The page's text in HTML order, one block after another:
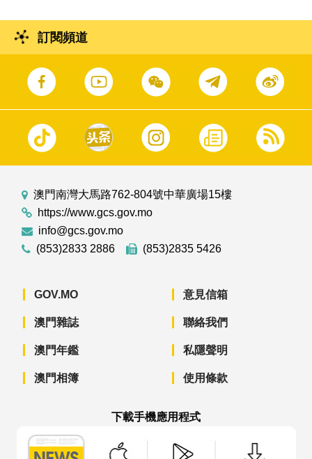
訂閱頻道
澳門南灣大馬路762-804號中華廣場15樓
https://www.gcs.gov.mo
info@gcs.gov.mo
(853)2833 2886
(853)2835 5426
GOV.MO
澳門雜誌
澳門年鑑
澳門相簿
意見信箱
聯絡我們
私隱聲明
使用條款
下載手機應用程式